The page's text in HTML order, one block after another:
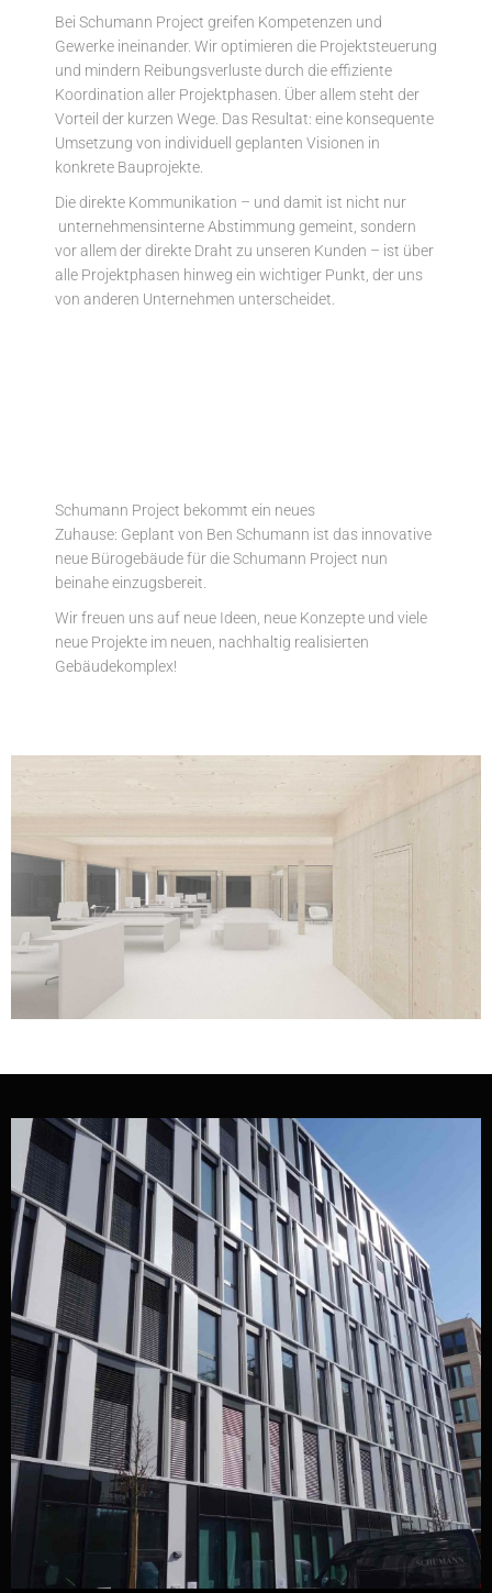
Bei Schumann Project greifen Kompetenzen und
Gewerke ineinander. Wir optimieren die Projektsteuerung
und mindern Reibungsverluste durch die effiziente
Koordination aller Projektphasen. Über allem steht der
Vorteil der kurzen Wege. Das Resultat: eine konsequente
Umsetzung von individuell geplanten Visionen in
konkrete Bauprojekte.
Die direkte Kommunikation – und damit ist nicht nur
unternehmensinterne Abstimmung gemeint, sondern
vor allem der direkte Draht zu unseren Kunden – ist über
alle Projektphasen hinweg ein wichtiger Punkt, der uns
von anderen Unternehmen unterscheidet.
Schumann Project bekommt ein neues
Zuhause: Geplant von Ben Schumann ist das innovative
neue Bürogebäude für die Schumann Project nun
beinahe einzugsbereit.
Wir freuen uns auf neue Ideen, neue Konzepte und viele
neue Projekte im neuen, nachhaltig realisierten
Gebäudekomplex!